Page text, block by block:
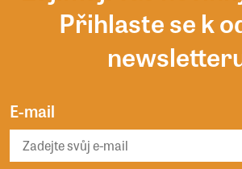
Přihlaste se k
E-mail